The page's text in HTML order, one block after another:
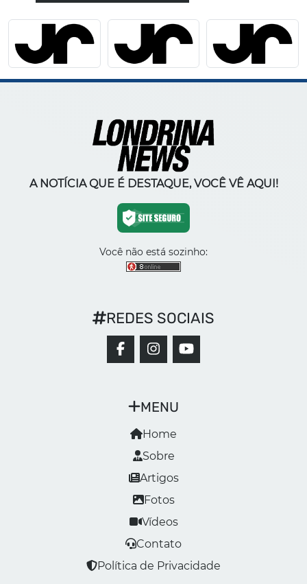
A NOTÍCIA QUE É DESTAQUE, VOCÊ VÊ AQUI!
Você não está sozinho:
MENU
Home
Sobre
Artigos
Fotos
Vídeos
Contato
Política de Privacidade
REDES SOCIAIS